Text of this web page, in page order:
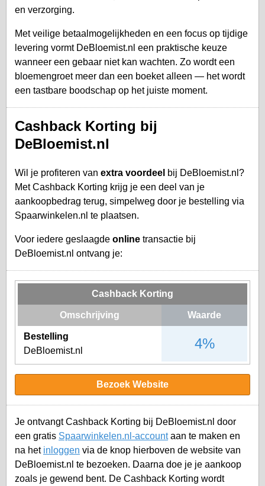
en verzorging.
Met veilige betaalmogelijkheden en een focus op tijdige
levering vormt DeBloemist.nl een praktische keuze
wanneer een gebaar niet kan wachten. Zo wordt een
bloemengroet meer dan een boeket alleen — het wordt
een tastbare boodschap op het juiste moment.
Cashback Korting bij
DeBloemist.nl
Wil je profiteren van extra voordeel bij DeBloemist.nl?
Met Cashback Korting krijg je een deel van je
aankoopbedrag terug, simpelweg door je bestelling via
Spaarwinkelen.nl te plaatsen.
Voor iedere geslaagde online transactie bij
DeBloemist.nl ontvang je:
Cashback Korting
Omschrijving Waarde
Bestelling
DeBloemist.nl
4%
Bezoek Website
Je ontvangt Cashback Korting bij DeBloemist.nl door
een gratis Spaarwinkelen.nl-accountaan te maken en
na het inloggen via de knop hierboven de website van
DeBloemist.nl te bezoeken. Daarna doe je je aankoop
zoals je gewend bent. De Cashback Korting wordt